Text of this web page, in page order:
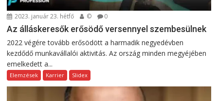
2023. január 23. hétfő © 0
Az álláskeresők erősödő versennyel szembesülnek
2022 végére tovább erősödött a harmadik negyedévben
kezdődő munkavállalói aktivitás. Az ország minden megyéjében
emelkedett a...
Elemzések Karrier Slidex